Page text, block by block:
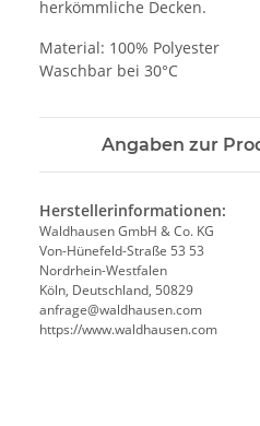
herkömmliche Decken.
Material: 100% Polyester
Waschbar bei 30°C
Angaben zur
Herstellerinformationen:
Waldhausen GmbH & Co. KG
Von-Hünefeld-Straße 53 53
Nordrhein-Westfalen
Köln, Deutschland, 50829
anfrage@waldhausen.com
https://www.waldhausen.com